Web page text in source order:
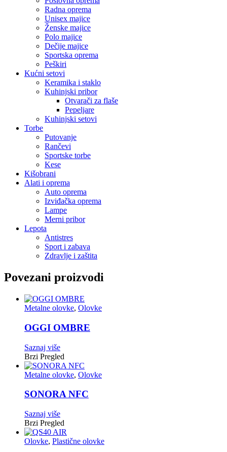
Radna oprema
Unisex majice
Ženske majice
Polo majice
Dečije majice
Sportska oprema
Peškiri
Kućni setovi
Keramika i staklo
Kuhinjski pribor
Otvarači za flaše
Pepeljare
Kuhinjski setovi
Torbe
Putovanje
Rančevi
Sportske torbe
Kese
Kišobrani
Alati i oprema
Auto oprema
Izviđačka oprema
Lampe
Merni pribor
Lepota
Antistres
Sport i zabava
Zdravlje i zaštita
Povezani proizvodi
Metalne olovke, Olovke
OGGI OMBRE
Saznaj više
Brzi Pregled
Metalne olovke, Olovke
SONORA NFC
Saznaj više
Brzi Pregled
Olovke, Plastične olovke